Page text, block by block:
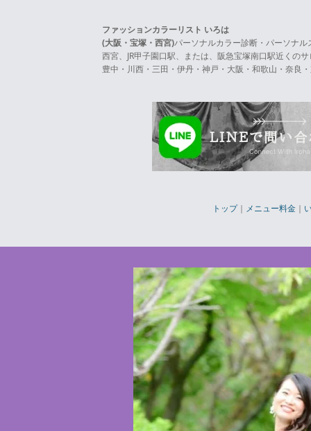
ファッションカラーリスト いろは
(大阪・宝塚・西宮)パーソナルカラー診断・パーソナル
西宮、JR甲子園口駅、または、阪急宝塚南口駅近くの
豊中・川西・三田・伊丹・神戸・大阪・和歌山・奈良
トップ｜ メニュー料金 ｜